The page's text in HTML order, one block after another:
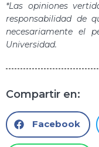
*Las opiniones
responsabilidad de
necesariamente el
Universidad.
Compartir en:
Facebook